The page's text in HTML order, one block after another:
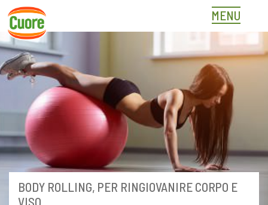
Skip
content
MENU
BODY ROLLING, PER RINGIOVANIRE CORPO E
VISO